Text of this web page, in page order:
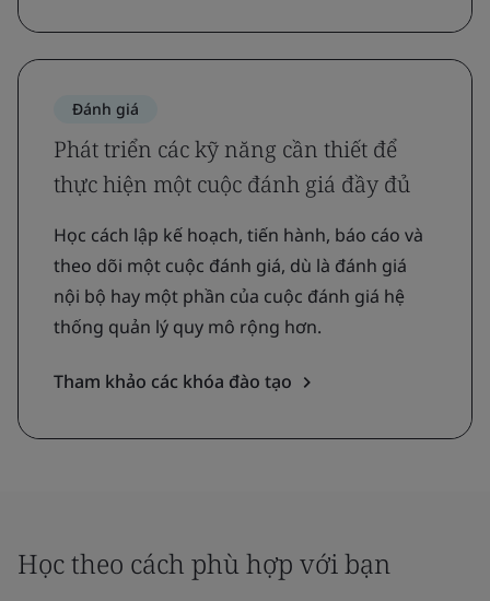
Đánh giá
Phát triển các kỹ năng cần thiết để
thực hiện một cuộc đánh giá đầy đủ
Học cách lập kế hoạch, tiến hành, báo cáo và
theo dõi một cuộc đánh giá, dù là đánh giá
nội bộ hay một phần của cuộc đánh giá hệ
thống quản lý quy mô rộng hơn.
Tham khảo các khóa đào tạo
Học theo cách phù hợp với bạn